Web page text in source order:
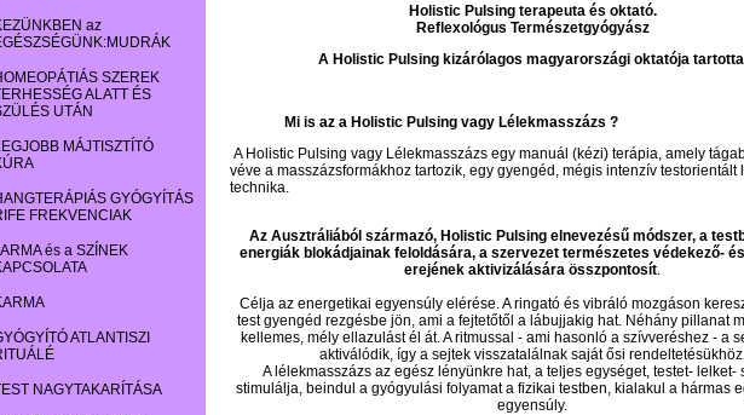
az
SZEREK
ALATT ÉS
UTÁN
MÁJTISZTÍTÓ
GYÓGYÍTÁS
FREKVENCIAK
és a SZÍNEK
ATLANTISZI
NAGYTAKARÍTÁSA
Holistic Pulsing terapeuta és oktató.
Reflexológus Természetgyógyász
A Holistic Pulsing kizárólagos magyarországi oktatója tartotta
Mi is az a Holistic Pulsing vagy Lélekmasszázs ?
A Holistic Pulsing vagy Lélekmasszázs egy manuál (kézi) terápia, amely
véve a masszázsformákhoz tartozik, egy gyengéd, mégis intenzív testorientált
technika.
Az Ausztráliából származó, Holistic Pulsing elnevezésű módszer, a
energiák blokádjainak feloldására, a szervezet természetes védekező-
erejének aktivizálására összpontosít.
Célja az energetikai egyensúly elérése. A ringató és vibráló mozgáson
test gyengéd rezgésbe jön, ami a fejtetőtől a lábujjakig hat. Néhány pillanat
kellemes, mély ellazulást él át. A ritmussal - ami hasonló a szívveréshez - a
aktiválódik, így a sejtek visszatalálnak saját ősi
A lélekmasszázs az egész lényünkre hat, a teljes egységet, testet- lelket-
stimulálja, beindul a gyógyulási folyamat a fizikai testben, kialakul a hármas
egyensúly.